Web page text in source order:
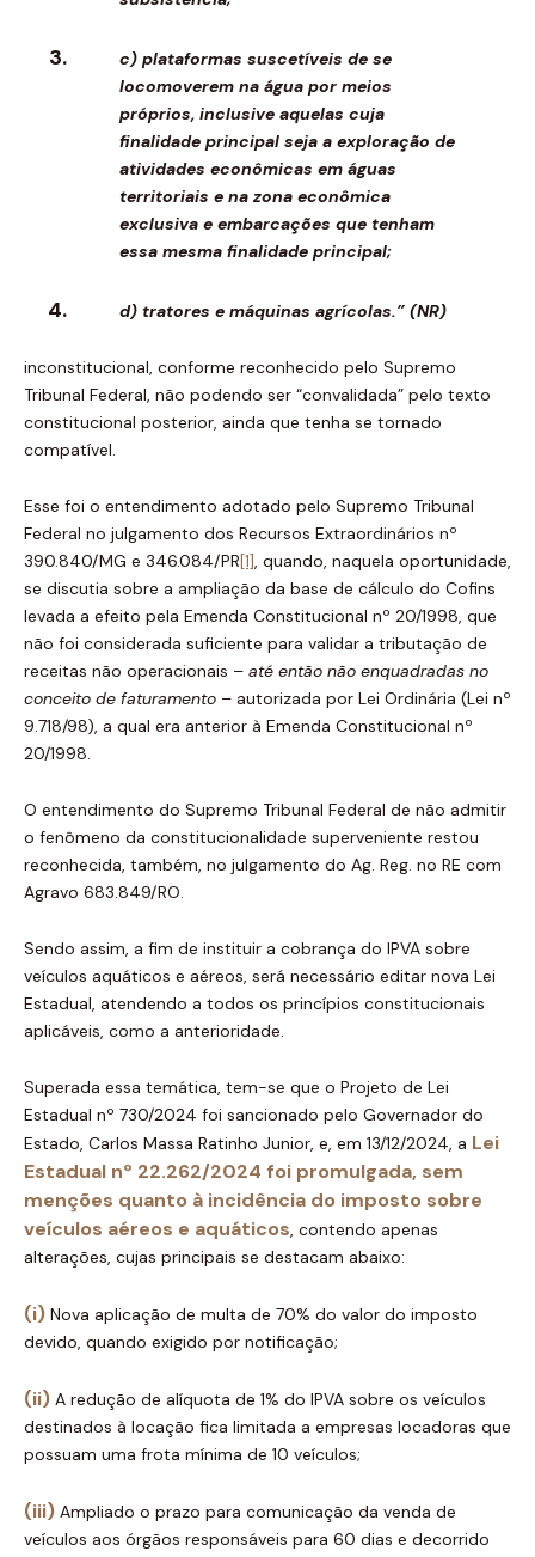
c) plataformas suscetíveis de se
locomoverem na água por meios
próprios, inclusive aquelas cuja
finalidade principal seja a exploração de
atividades econômicas em águas
territoriais e na zona econômica
exclusiva e embarcações que tenham
essa mesma finalidade principal;
d) tratores e máquinas agrícolas.” (NR)
inconstitucional, conforme reconhecido pelo Supremo
Tribunal Federal, não podendo ser “convalidada” pelo texto
constitucional posterior, ainda que tenha se tornado
compatível.
Esse foi o entendimento adotado pelo Supremo Tribunal
Federal no julgamento dos Recursos Extraordinários nº
390.840/MG e 346.084/PR[1], quando, naquela oportunidade,
se discutia sobre a ampliação da base de cálculo do Cofins
levada a efeito pela Emenda Constitucional nº 20/1998, que
não foi considerada suficiente para validar a tributação de
receitas não operacionais – até então não enquadradas no
conceito de faturamento – autorizada por Lei Ordinária (Lei nº
9.718/98), a qual era anterior à Emenda Constitucional nº
20/1998.
O entendimento do Supremo Tribunal Federal de não admitir
o fenômeno da constitucionalidade superveniente restou
reconhecida, também, no julgamento do Ag. Reg. no RE com
Agravo 683.849/RO.
Sendo assim, a fim de instituir a cobrança do IPVA sobre
veículos aquáticos e aéreos, será necessário editar nova Lei
Estadual, atendendo a todos os princípios constitucionais
aplicáveis, como a anterioridade.
Superada essa temática, tem-se que o Projeto de Lei
Estadual nº 730/2024 foi sancionado pelo Governador do
Estado, Carlos Massa Ratinho Junior, e, em 13/12/2024, a Lei
Estadual nº 22.262/2024 foi promulgada, sem
menções quanto à incidência do imposto sobre
veículos aéreos e aquáticos, contendo apenas
alterações, cujas principais se destacam abaixo:
(i) Nova aplicação de multa de 70% do valor do imposto
devido, quando exigido por notificação;
(ii) A redução de alíquota de 1% do IPVA sobre os veículos
destinados à locação fica limitada a empresas locadoras que
possuam uma frota mínima de 10 veículos;
(iii) Ampliado o prazo para comunicação da venda de
veículos aos órgãos responsáveis para 60 dias e decorrido